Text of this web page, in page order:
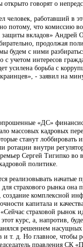
говорят о
человек, работавший в
потому, что комиссию
вкладов» Андрей
продолжая
будем с ними
с учетом интересов
усилена борьба с
- заявил на
«ДС»
массовых кадровых
станут лоббировать
ротации внутри
Сергей Тигипко во
политике.
реализовывать
страхового рынка она
создание комплексной
капитала и
страховой рынок
курс, а, напротив,
решением
и т. д. Но главное,
правления СК